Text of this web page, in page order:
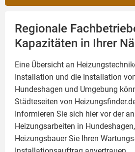
Regionale
Kapazitäten in Ihrer
Eine Übersicht an
Installation und die Installation
Hundeshagen und Umgebung
Städteseiten von
Informieren Sie sich hier vor der
Heizungsarbeiten in
Heizungsbauer Sie Ihren